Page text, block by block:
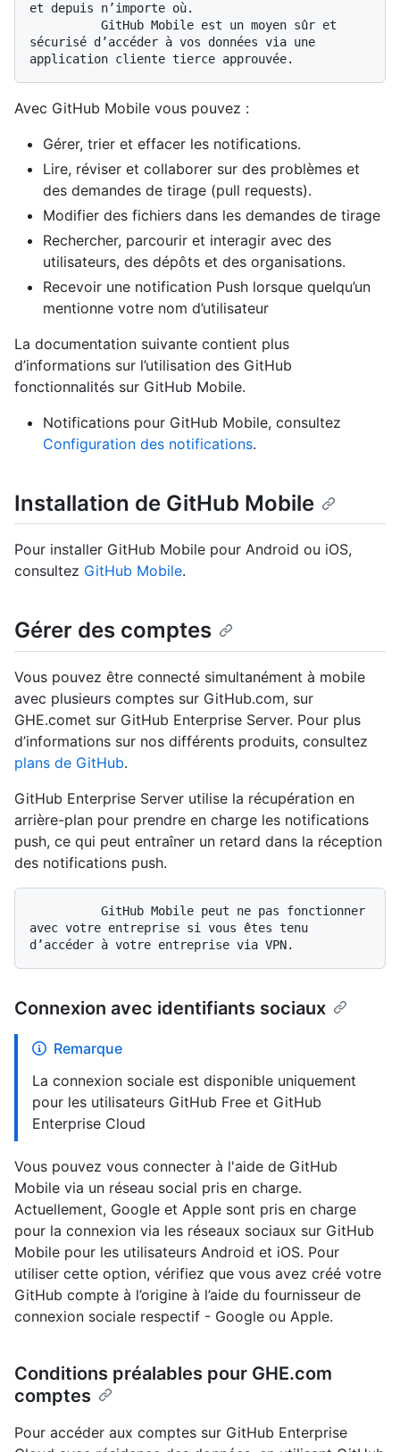
et depuis n’importe où.
sécurisé d’accéder à vos données via une
Avec GitHub Mobile vous pouvez :
Gérer, trier et effacer les notifications.
Lire, réviser et collaborer sur des problèmes et
des demandes de tirage (pull requests).
Modifier des fichiers dans les demandes de tirage
Rechercher, parcourir et interagir avec des
utilisateurs, des dépôts et des organisations.
Recevoir une notification Push lorsque quelqu’un
mentionne votre nom d’utilisateur
La documentation suivante contient plus
d’informations sur l’utilisation des GitHub
fonctionnalités sur GitHub Mobile.
Notifications pour GitHub Mobile, consultez
Configuration des notifications.
Installation de GitHub Mobile
Pour installer GitHub Mobile pour Android ou iOS,
consultez GitHub Mobile.
Gérer des comptes
Vous pouvez être connecté simultanément à mobile
avec plusieurs comptes sur GitHub.com, sur
GHE.comet sur GitHub Enterprise Server. Pour plus
d’informations sur nos différents produits, consultez
plans de GitHub.
GitHub Enterprise Server utilise la récupération en
arrière-plan pour prendre en charge les notifications
push, ce qui peut entraîner un retard dans la réception
des notifications push.
avec votre entreprise si vous êtes tenu
Connexion avec identifiants sociaux
Remarque
La connexion sociale est disponible uniquement
pour les utilisateurs GitHub Free et GitHub
Enterprise Cloud
Vous pouvez vous connecter à l'aide de GitHub
Mobile via un réseau social pris en charge.
Actuellement, Google et Apple sont pris en charge
pour la connexion via les réseaux sociaux sur GitHub
Mobile pour les utilisateurs Android et iOS. Pour
utiliser cette option, vérifiez que vous avez créé votre
GitHub compte à l’origine à l’aide du fournisseur de
connexion sociale respectif - Google ou Apple.
Conditions préalables pour GHE.com
comptes
Pour accéder aux comptes sur GitHub Enterprise